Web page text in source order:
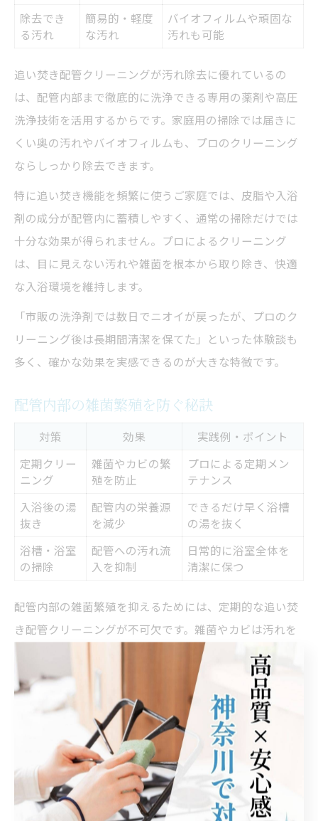
除去でき
る汚れ
簡易的・軽度
な汚れ
バイオフィルムや頑固な
汚れも可能
追い焚き配管クリーニングが汚れ除去に優れているの
は、配管内部まで徹底的に洗浄できる専用の薬剤や高圧
洗浄技術を活用するからです。家庭用の掃除では届きに
くい奥の汚れやバイオフィルムも、プロのクリーニング
ならしっかり除去できます。
特に追い焚き機能を頻繁に使うご家庭では、皮脂や入浴
剤の成分が配管内に蓄積しやすく、通常の掃除だけでは
十分な効果が得られません。プロによるクリーニング
は、目に見えない汚れや雑菌を根本から取り除き、快適
な入浴環境を維持します。
「市販の洗浄剤では数日でニオイが戻ったが、プロのク
リーニング後は長期間清潔を保てた」といった体験談も
多く、確かな効果を実感できるのが大きな特徴です。
配管内部の雑菌繁殖を防ぐ秘訣
対策 効果
実践例・ポイント
定期クリー
ニング
雑菌やカビの繁
殖を防止
プロによる定期メン
テナンス
入浴後の湯
抜き
配管内の栄養源
を減少
できるだけ早く浴槽
の湯を抜く
浴槽・浴室
の掃除
配管への汚れ流
入を抑制
日常的に浴室全体を
清潔に保つ
配管内部の雑菌繁殖を抑えるためには、定期的な追い焚
き配管クリーニングが不可欠です。雑菌やカビは汚れを
栄養源にして増殖するため、汚れの蓄積を防ぐことが最
大の予防策となります。
また、入浴後は浴槽内のお湯をできるだけ早く抜き、配
管内に残るお湯を減らすことも効果的です。さらに、浴
室や浴槽自体の掃除も並行して行うことで、配管への汚
れの流入を抑えられます。
「定期クリーニングと日々のひと手間を組み合わせた結